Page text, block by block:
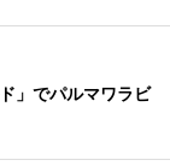
」でパルマワラビ